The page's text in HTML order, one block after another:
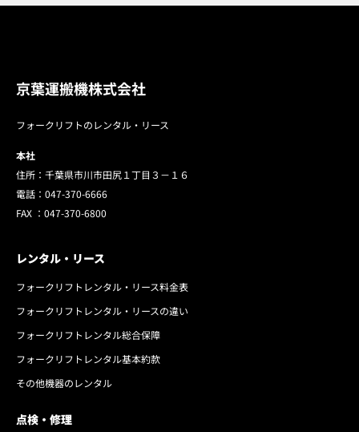
京葉運搬機株式会社
フォークリフトのレンタル・リース
本社
住所：千葉県市川市田尻１丁目３－１６
電話： 047-370-6666
FAX ： 047-370-6800
レンタル・リース
フォークリフトレンタル・リース料金表
フォークリフトレンタル・リースの違い
フォークリフトレンタル総合保障
フォークリフトレンタル基本約款
その他機器のレンタル
点検・修理